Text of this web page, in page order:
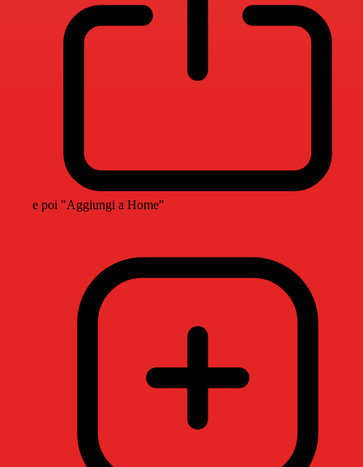
e poi "Aggiungi a Home"